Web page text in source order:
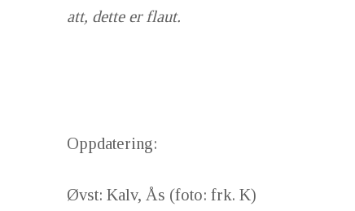
att, dette er flaut.
Oppdatering:
Øvst: Kalv, Ås (foto: frk. K)